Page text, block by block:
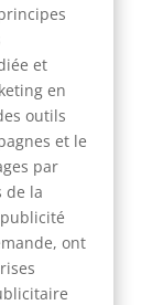
et
en
outils
et le
par
de la
ont